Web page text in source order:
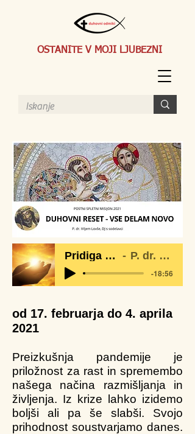
OSTANITE V MOJI LJUBEZNI
Pridiga 21-2-2021 P. dr. Vili Lovše
-18:56
od 17. februarja do 4. aprila
2021
Preizkušnja pandemije je
priložnost za rast in spremembo
našega načina razmišljanja in
življenja. Iz krize lahko izidemo
boljši ali pa še slabši. Svojo
prihodnost soustvarjamo danes.